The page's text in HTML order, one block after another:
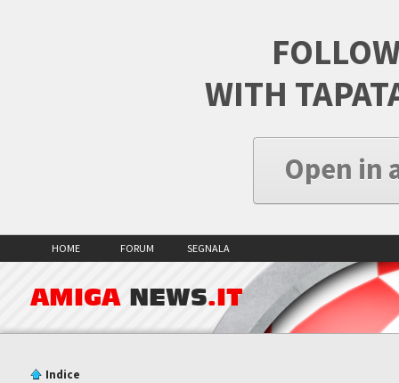
WITH
Open in
HOME FORUM SEGNALA
AMIGA NEWS.IT
Indice